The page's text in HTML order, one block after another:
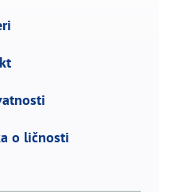
o ličnosti